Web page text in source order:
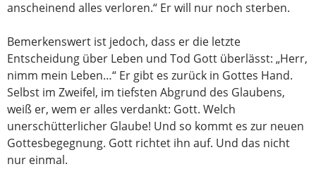
anscheinend alles verloren.“ Er will nur noch sterben.
Bemerkenswert ist jedoch, dass er die letzte
Entscheidung über Leben und Tod Gott überlässt: „Herr,
nimm mein Leben…“ Er gibt es zurück in Gottes Hand.
Selbst im Zweifel, im tiefsten Abgrund des Glaubens,
weiß er, wem er alles verdankt: Gott. Welch
unerschütterlicher Glaube! Und so kommt es zur neuen
Gottesbegegnung. Gott richtet ihn auf. Und das nicht
nur einmal.